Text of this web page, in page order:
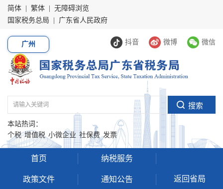
简体 繁体
无障碍浏览
国家税务总局
广东省人民政府
抖音 微博 微信
广州
本站热词：
个税 增值税 小微企业 社保费 发票
首页 纳税服务
政策文件 通知公告 返回省局